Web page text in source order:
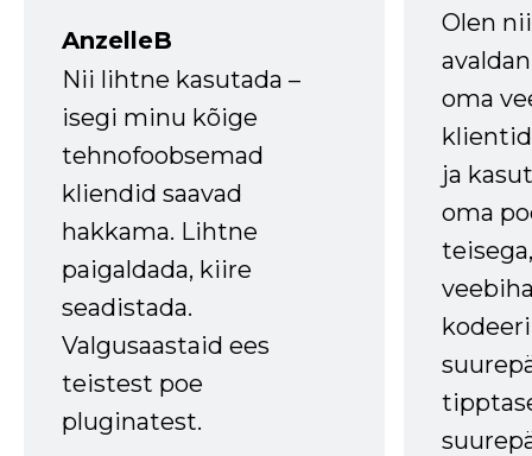
AnzelleB
Nii lihtne kasutada –
isegi minu kõige
tehnofoobsemad
kliendid saavad
hakkama. Lihtne
paigaldada, kiire
seadistada.
Valgusaastaid ees
teistest poe
pluginatest.
Olen
oma
ja
oma